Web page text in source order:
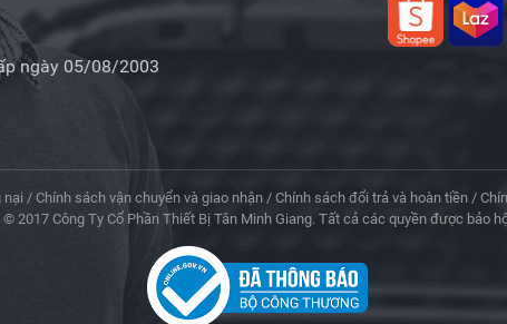
ngày 05/08/2003
nại / Chính sách vận chuyển và giao nhận / Chính sách đổi trả và hoàn tiền /
© 2017 Công Ty Cổ Phần Thiết Bị Tân Minh Giang. Tất cả các quyền được bảo